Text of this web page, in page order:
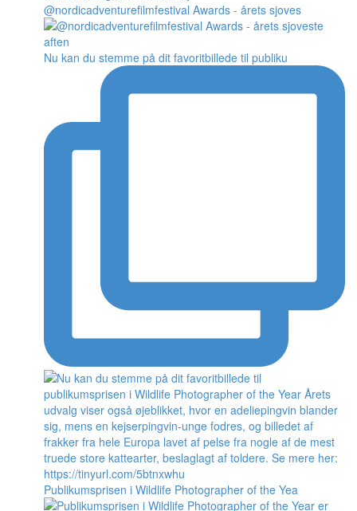
@nordicadventurefilmfestival Awards - årets sjoves
Nu kan du stemme på dit favoritbillede til publiku
Publikumsprisen i Wildlife Photographer of the Yea